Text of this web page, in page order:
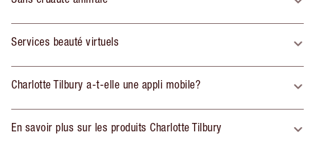
Services beauté virtuels
Charlotte Tilbury a-t-elle une appli mobile?
En savoir plus sur les produits Charlotte Tilbury